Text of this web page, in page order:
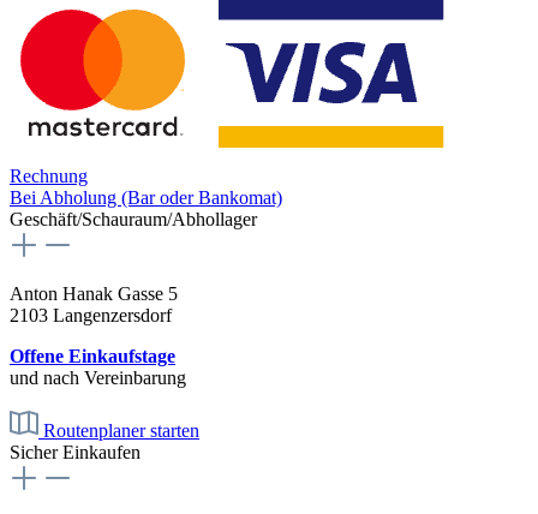
Rechnung
Bei Abholung (Bar oder Bankomat)
Geschäft/Schauraum/Abhollager
Anton Hanak Gasse 5
2103 Langenzersdorf
Offene Einkaufstage
und nach Vereinbarung
Routenplaner starten
Sicher Einkaufen